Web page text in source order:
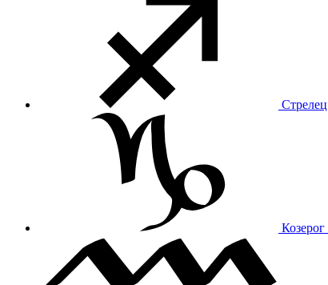
Стрелец
Козерог